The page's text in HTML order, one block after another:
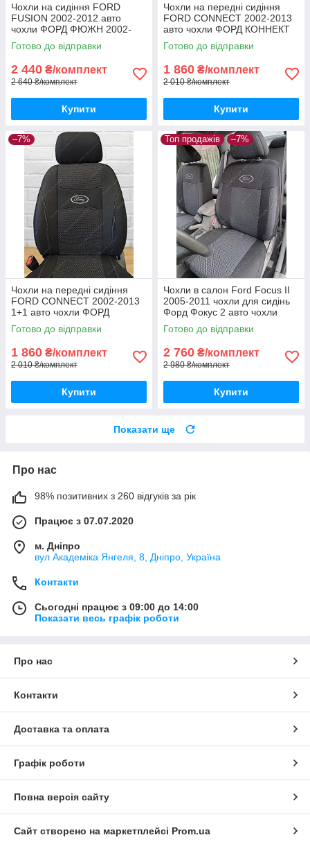
Чохли на сидіння FORD
FUSION 2002-2012 авто
чохли ФОРД ФЮЖН 2002-
2012
Готово до відправки
2 440 ₴/комплект
2 640 ₴/комплект
Купити
Чохли на передні сидіння
FORD CONNECT 2002-2013
авто чохли ФОРД КОННЕКТ
(передні, без столиків)
Готово до відправки
1 860 ₴/комплект
2 010 ₴/комплект
Купити
–7%
Чохли на передні сидіння
FORD CONNECT 2002-2013
1+1 авто чохли ФОРД
КОННЕКТ 1+1 зі столиками
Готово до відправки
1 860 ₴/комплект
2 010 ₴/комплект
Купити
Топ продажів –7%
Чохли в салон Ford Focus II
2005-2011 чохли для сидінь
Форд Фокус 2 авто чохли
Ford Focus 2
Готово до відправки
2 760 ₴/комплект
2 980 ₴/комплект
Купити
Показати ще
Про нас
98% позитивних з 260 відгуків за рік
Працює з 07.07.2020
м. Дніпро
вул Академіка Янгеля, 8, Дніпро, Україна
Контакти
Сьогодні працює з 09:00 до 14:00
Показати весь графік роботи
Про нас
Контакти
Доставка та оплата
Графік роботи
Повна версія сайту
Сайт створено на маркетплейсі Prom.ua